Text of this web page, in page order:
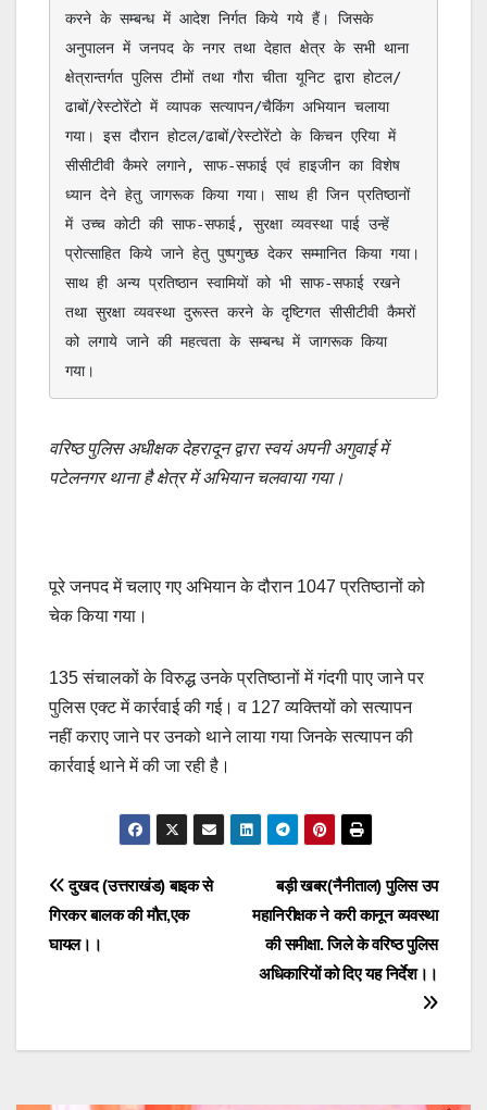
करने के सम्बन्ध में आदेश निर्गत किये गये हैं। जिसके
अनुपालन में जनपद के नगर तथा देहात क्षेत्र के सभी थाना
क्षेत्रान्तर्गत पुलिस टीमों तथा गौरा चीता यूनिट द्वारा होटल/
ढाबों/रेस्टोरेंटो में व्यापक सत्यापन/चैकिंग अभियान चलाया
गया। इस दौरान होटल/ढाबों/रेस्टोरेंटो के किचन एरिया में
सीसीटीवी कैमरे लगाने, साफ-सफाई एवं हाइजीन का विशेष
ध्यान देने हेतु जागरूक किया गया। साथ ही जिन प्रतिष्ठानों
में उच्च कोटी की साफ-सफाई, सुरक्षा व्यवस्था पाई उन्हें
प्रोत्साहित किये जाने हेतु पुष्पगुच्छ देकर सम्मानित किया गया।
साथ ही अन्य प्रतिष्ठान स्वामियों को भी साफ-सफाई रखने
तथा सुरक्षा व्यवस्था दुरूस्त करने के दृष्टिगत सीसीटीवी कैमरों
को लगाये जाने की महत्वता के सम्बन्ध में जागरूक किया
गया।
वरिष्ठ पुलिस अधीक्षक देहरादून द्वारा स्वयं अपनी अगुवाई में
पटेलनगर थाना है क्षेत्र में अभियान चलवाया गया।
पूरे जनपद में चलाए गए अभियान के दौरान 1047 प्रतिष्ठानों को
चेक किया गया।
135 संचालकों के विरुद्ध उनके प्रतिष्ठानों में गंदगी पाए जाने पर
पुलिस एक्ट में कार्रवाई की गई। व 127 व्यक्तियों को सत्यापन
नहीं कराए जाने पर उनको थाने लाया गया जिनके सत्यापन की
कार्रवाई थाने में की जा रही है।
Post
navigation
बड़ी खबर(नैनीताल) पुलिस उप
महानिरीक्षक ने करी कानून व्यवस्था
की समीक्षा. जिले के वरिष्ठ पुलिस
अधिकारियों को दिए यह निर्देश।।
दुखद (उत्तराखंड) बाइक से
गिरकर बालक की मौत,एक
घायल।।